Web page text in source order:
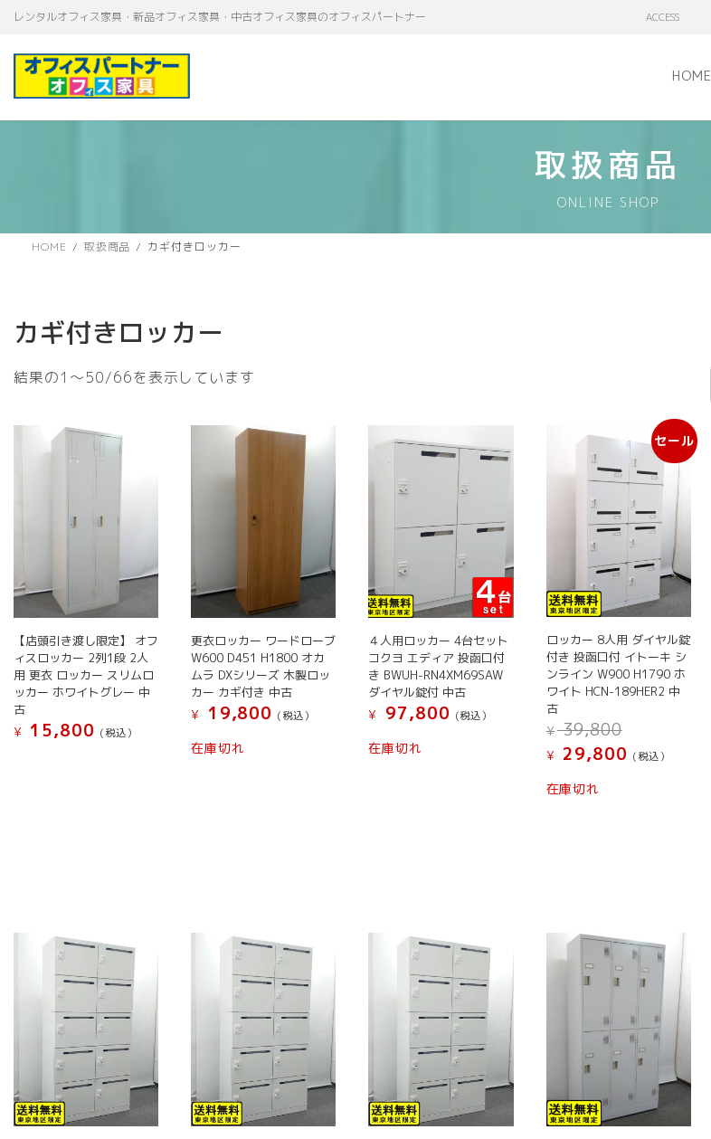
テ
ゲ
レンタルオフィス家具・新品オフィス家具・中古オフィス家具のオフィスパートナー ACCESS
HOME
取扱商品
ONLINE SHOP
HOME 取扱商品 カギ付きロッカー
カギ付きロッカー
結果の1～50/66を表示しています
い
【店頭引き渡し限定】 オフ
ィスロッカー 2列1段 2人
用 更衣 ロッカー スリムロ
ッカー ホワイトグレー 中
古
¥
15,800 (税込）
更衣ロッカー ワードローブ
W600 D451 H1800 オカ
ムラ DXシリーズ 木製ロッ
カー カギ付き 中古
¥
19,800 (税込）
在庫切れ
リ
シ
ン
あ
り
４人用ロッカー 4台セット
コクヨ エディア 投函口付
き BWUH-RN4XM69SAW
ダイヤル錠付 中古
¥
97,800 (税込）
在庫切れ
リ
シ
ン
あ
り
セール
ロッカー 8人用 ダイヤル錠
付き 投函口付 イトーキ シ
ンライン W900 H1790 ホ
ワイト HCN-189HER2 中
古
¥39,800
価
¥ 29,800 現
在
(税込）
在庫切れ